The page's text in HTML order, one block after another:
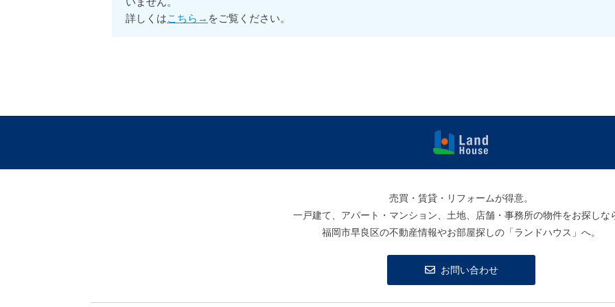
詳しくはこちら→ をご覧ください。
買物件 | ラン
ドハウス
売買・賃貸・リフォームが得意。
一戸建て、アパート・マンション、土地、店舗・事務所の物件をお探しな
福岡市早良区の不動産情報やお部屋探しの「ランドハウス」へ。
お問い合わせ